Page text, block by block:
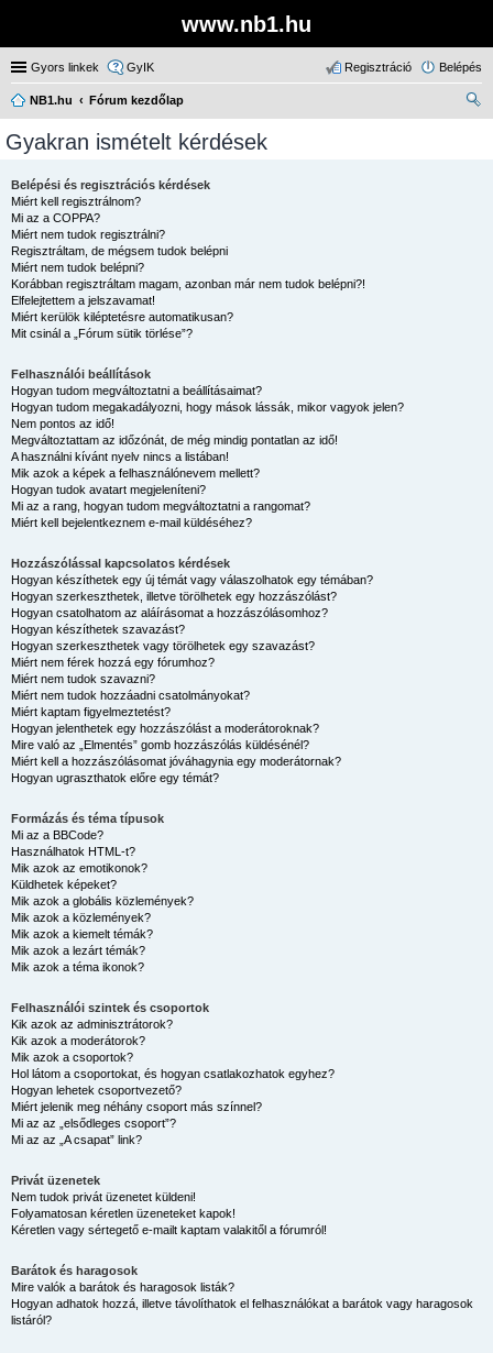
www.nb1.hu
Gyors linkek GyIK Belépés
Regisztráció
NB1.hu
Fórum kezdőlap
Gyakran ismételt kérdések
Belépési és regisztrációs kérdések
Miért kell regisztrálnom?
Mi az a COPPA?
Miért nem tudok regisztrálni?
Regisztráltam, de mégsem tudok belépni
Miért nem tudok belépni?
Korábban regisztráltam magam, azonban már nem tudok belépni?!
Elfelejtettem a jelszavamat!
Miért kerülök kiléptetésre automatikusan?
Mit csinál a „Fórum sütik törlése”?
Felhasználói beállítások
Hogyan tudom megváltoztatni a beállításaimat?
Hogyan tudom megakadályozni, hogy mások lássák, mikor vagyok jelen?
Nem pontos az idő!
Megváltoztattam az időzónát, de még mindig pontatlan az idő!
A használni kívánt nyelv nincs a listában!
Mik azok a képek a felhasználónevem mellett?
Hogyan tudok avatart megjeleníteni?
Mi az a rang, hogyan tudom megváltoztatni a rangomat?
Miért kell bejelentkeznem e-mail küldéséhez?
Hozzászólással kapcsolatos kérdések
Hogyan készíthetek egy új témát vagy válaszolhatok egy témában?
Hogyan szerkeszthetek, illetve törölhetek egy hozzászólást?
Hogyan csatolhatom az aláírásomat a hozzászólásomhoz?
Hogyan készíthetek szavazást?
Hogyan szerkeszthetek vagy törölhetek egy szavazást?
Miért nem férek hozzá egy fórumhoz?
Miért nem tudok szavazni?
Miért nem tudok hozzáadni csatolmányokat?
Miért kaptam figyelmeztetést?
Hogyan jelenthetek egy hozzászólást a moderátoroknak?
Mire való az „Elmentés” gomb hozzászólás küldésénél?
Miért kell a hozzászólásomat jóváhagynia egy moderátornak?
Hogyan ugraszthatok előre egy témát?
Formázás és téma típusok
Mi az a BBCode?
Használhatok HTML-t?
Mik azok az emotikonok?
Küldhetek képeket?
Mik azok a globális közlemények?
Mik azok a közlemények?
Mik azok a kiemelt témák?
Mik azok a lezárt témák?
Mik azok a téma ikonok?
Felhasználói szintek és csoportok
Kik azok az adminisztrátorok?
Kik azok a moderátorok?
Mik azok a csoportok?
Hol látom a csoportokat, és hogyan csatlakozhatok egyhez?
Hogyan lehetek csoportvezető?
Miért jelenik meg néhány csoport más színnel?
Mi az az „elsődleges csoport”?
Mi az az „A csapat” link?
Privát üzenetek
Nem tudok privát üzenetet küldeni!
Folyamatosan kéretlen üzeneteket kapok!
Kéretlen vagy sértegető e-mailt kaptam valakitől a fórumról!
Barátok és haragosok
Mire valók a barátok és haragosok listák?
Hogyan adhatok hozzá, illetve távolíthatok el felhasználókat a barátok vagy haragosok
listáról?